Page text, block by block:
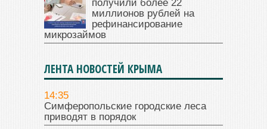
получили более 22
миллионов рублей на
рефинансирование
микрозаймов
ЛЕНТА НОВОСТЕЙ КРЫМА
14:35
Симферопольские городские леса
приводят в порядок